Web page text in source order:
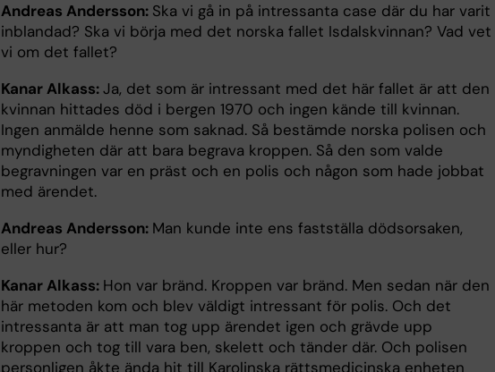
Andreas Andersson: Ska vi gå in på intressanta case där du har varit
inblandad? Ska vi börja med det norska fallet Isdalskvinnan? Vad vet
vi om det fallet?
Kanar Alkass:Ja, det som är intressant med det här fallet är att den
kvinnan hittades död i bergen 1970 och ingen kände till kvinnan.
Ingen anmälde henne som saknad. Så bestämde norska polisen och
myndigheten där att bara begrava kroppen. Så den som valde
begravningen var en präst och en polis och någon som hade jobbat
med ärendet.
Andreas Andersson: Man kunde inte ens fastställa dödsorsaken,
eller hur?
Kanar Alkass: Hon var bränd. Kroppen var bränd. Men sedan när den
här metoden kom och blev väldigt intressant för polis. Och det
intressanta är att man tog upp ärendet igen och grävde upp
kroppen och tog till vara ben, skelett och tänder där. Och polisen
personligen åkte ända hit till Karolinska rättsmedicinska enheten